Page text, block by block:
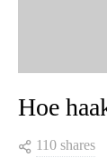
Hoe
110 shares